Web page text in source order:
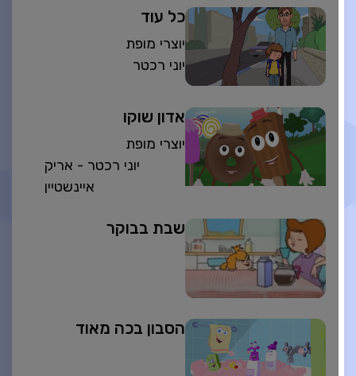
כל עוד
יוצרי מופת
יוני רכטר
אדון שוקו
יוצרי מופת
יוני רכטר - אריק
איינשטיין
שבת בבוקר
הסבון בכה מאוד